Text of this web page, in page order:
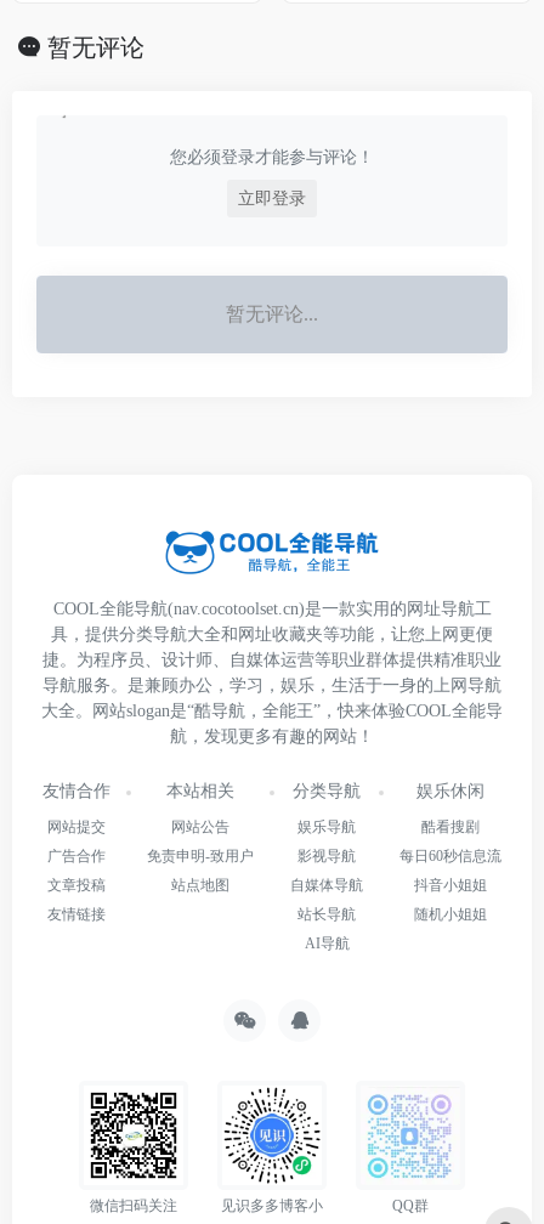
暂无评论
您必须登录才能参与评论！
立即登录
暂无评论...
COOL全能导航(nav.cocotoolset.cn)是一款实用的网址导航工
具，提供分类导航大全和网址收藏夹等功能，让您上网更便
捷。为程序员、设计师、自媒体运营等职业群体提供精准职业
导航服务。是兼顾办公，学习，娱乐，生活于一身的上网导航
大全。网站slogan是“酷导航，全能王”，快来体验COOL全能导
航，发现更多有趣的网站！
友情合作
网站提交
广告合作
文章投稿
友情链接
本站相关
网站公告
免责申明-致用户
站点地图
分类导航
娱乐导航
影视导航
自媒体导航
站长导航
AI导航
娱乐休闲
酷看搜剧
每日60秒信息流
抖音小姐姐
随机小姐姐
微信扫码关注 见识多多博客小 QQ群